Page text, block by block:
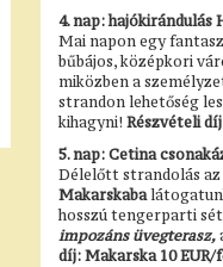
4. nap: hajókirándulás
Mai napon egy
bűbájos, középkori
miközben a
strandon lehetőség
kihagyni! Részvételi
5. nap: Cetina
Délelőtt strandolás az
Makarskaba
hosszú tengerparti
impozáns üvegterasz,
díj: Makarska 10 EUR/